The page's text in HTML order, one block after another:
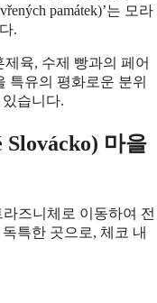
památek)’는 모라
.
육, 수제 빵과의 페어
특유의 평화로운 분위
습니다.
마을
즈니체로 이동하여 전
특한 곳으로, 체코 내